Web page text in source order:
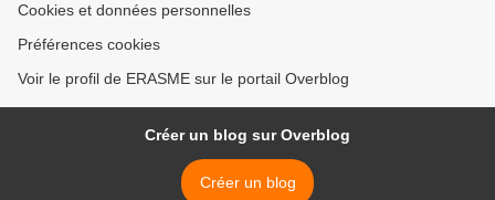
Cookies et données personnelles
Préférences cookies
Voir le profil de ERASME sur le portail Overblog
Créer un blog sur Overblog
Créer un blog